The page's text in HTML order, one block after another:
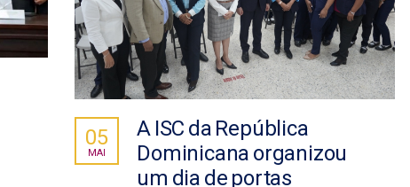
A ISC da República
Dominicana organizou
um dia de portas
05
MAI